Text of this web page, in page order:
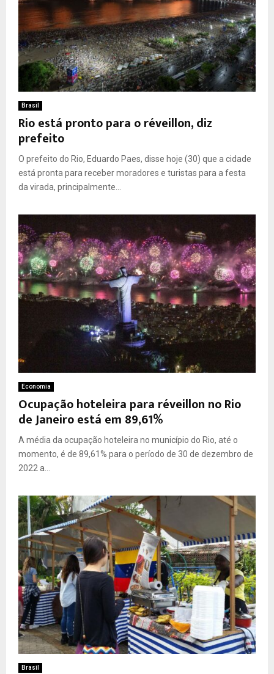
Brasil
Rio está pronto para o réveillon, diz
prefeito
O prefeito do Rio, Eduardo Paes, disse hoje (30) que a cidade
está pronta para receber moradores e turistas para a festa
da virada, principalmente...
Economia
Ocupação hoteleira para réveillon no Rio
de Janeiro está em 89,61%
A média da ocupação hoteleira no município do Rio, até o
momento, é de 89,61% para o período de 30 de dezembro de
2022 a...
Brasil